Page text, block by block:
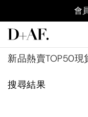
會
新品熱賣TOP50現
搜尋結果